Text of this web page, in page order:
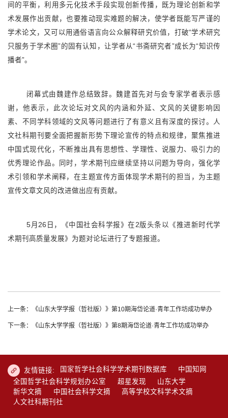
间的平衡，利用多元化技术手段实现创新传播，既为理论创新和学
术发展作出贡献，也要推动现实难题的解决，使学者既能写严谨的
学术论文，又可以用通俗语言向公众解释研究价值，打破“学术研究
只服务于学术圈”的固有认知，让学者从“书斋研究者”成长为“知识传
播者”。
闭幕式由魏建作总结致辞。魏建首先对与会专家学者表示感
谢，他表示，此次论坛对文风的内涵和外延、文风的关键影响因
素、不同学科领域的文风等问题进行了有意义且有深度的探讨。人
文社科期刊要全面把握新形势下理论宣传的特点和规律，聚焦推进
中国式现代化，不断推出具有思想性、学理性、说服力、吸引力的
优秀理论作品。同时，学术期刊应继续坚持以问题为导向，强化学
术引领和学术阐释，在主题宣传方面体现学术期刊的担当，为主题
宣传文章文风的改进做出应有贡献。
5月26日，《中国社会科学报》在2版头条以《推进新时代学
术期刊高质量发展》为题对论坛进行了专题报道。
上一条：《山东大学学报（哲社版）》第10期海岱论道·青年工作坊成功举办
下一条：《山东大学学报（哲社版）》第8期海岱论道·青年工作坊成功举办
友情链接: 国家哲学社会科学学术期刊数据库
中国知网
全国哲学社会科学规划办公室
超星发现
山东大学
新华文摘
中国社会科学文摘
高等学校文科学术文摘
人文社科期刊社